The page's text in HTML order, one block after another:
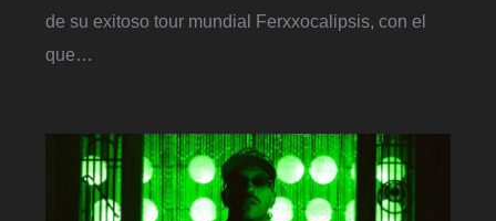
de su exitoso tour mundial Ferxxocalipsis, con el
que…